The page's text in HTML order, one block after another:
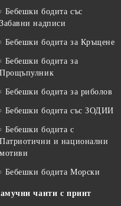
Бебешки бодита със
Забавни надписи
Бебешки бодита за Кръщене
Бебешки бодита за
Прощъпулник
Бебешки бодита за риболов
Бебешки бодита със ЗОДИИ
Бебешки бодита с
Патриотични и национални
мотиви
Бебешки бодита Морски
чанти с принт